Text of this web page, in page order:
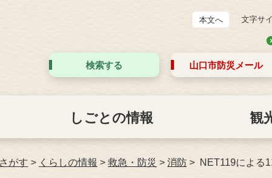
本文へ 文字サ
検索する 山口市防災 メール
しごとの情報 観
がす > くらしの情報 > 救急・防災 > 消防 NET119による